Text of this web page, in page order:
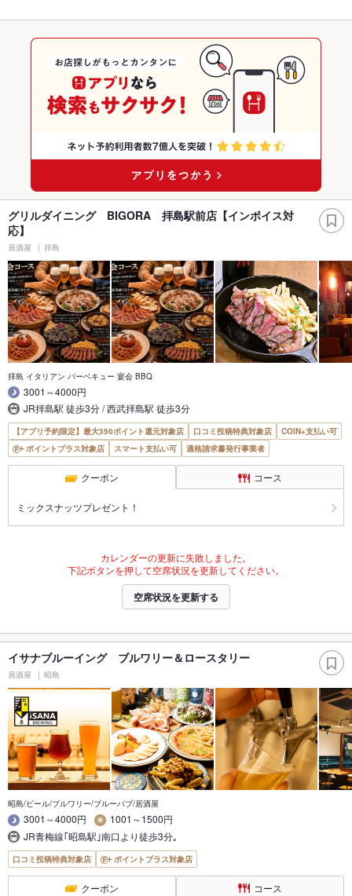
グリルダイニング BIGORA 拝島駅前店【インボイス対
応】
居酒屋 拝島
拝島 イタリアン バーベキュー 宴会 BBQ
3001～4000円
JR拝島駅 徒歩3分 / 西武拝島駅 徒歩3分
【アプリ予約限定】最大350ポイント還元対象店 口コミ投稿特典対象店
COIN+支払い可
ポイントプラス対象店
スマート支払い可 適格請求書発行事業者
クーポン コース
ミックスナッツプレゼント！
カレンダーの更新に失敗しました。
下記ボタンを押して空席状況を更新してください。
空席状況を更新する
イサナブルーイング ブルワリー＆ロースタリー
居酒屋 昭島
昭島/ビール/ブルワリー/ブルーパブ/居酒屋
3001～4000円
1001～1500円
JR青梅線｢昭島駅｣南口より徒歩3分｡
口コミ投稿特典対象店 ポイントプラス対象店
クーポン コース